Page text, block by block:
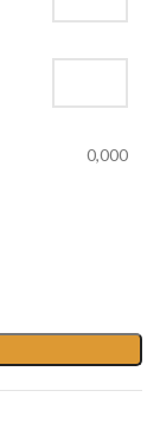
0,000